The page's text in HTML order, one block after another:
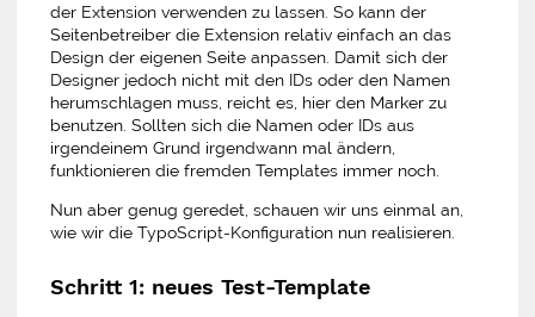
der Extension verwenden zu lassen. So kann der
Seitenbetreiber die Extension relativ einfach an das
Design der eigenen Seite anpassen. Damit sich der
Designer jedoch nicht mit den IDs oder den Namen
herumschlagen muss, reicht es, hier den Marker zu
benutzen. Sollten sich die Namen oder IDs aus
irgendeinem Grund irgendwann mal ändern,
funktionieren die fremden Templates immer noch.
Nun aber genug geredet, schauen wir uns einmal an,
wie wir die TypoScript-Konfiguration nun realisieren.
Schritt 1: neues Test-Template